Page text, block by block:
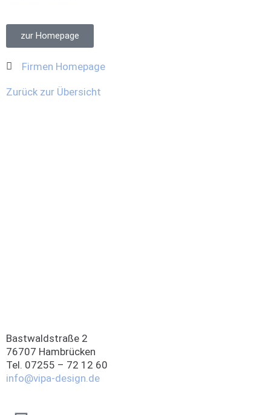
zur Homepage
Firmen Homepage
Zurück zur Übersicht
Bastwaldstraße 2
76707 Hambrücken
Tel. 07255 – 72 12 60
info@vipa-design.de